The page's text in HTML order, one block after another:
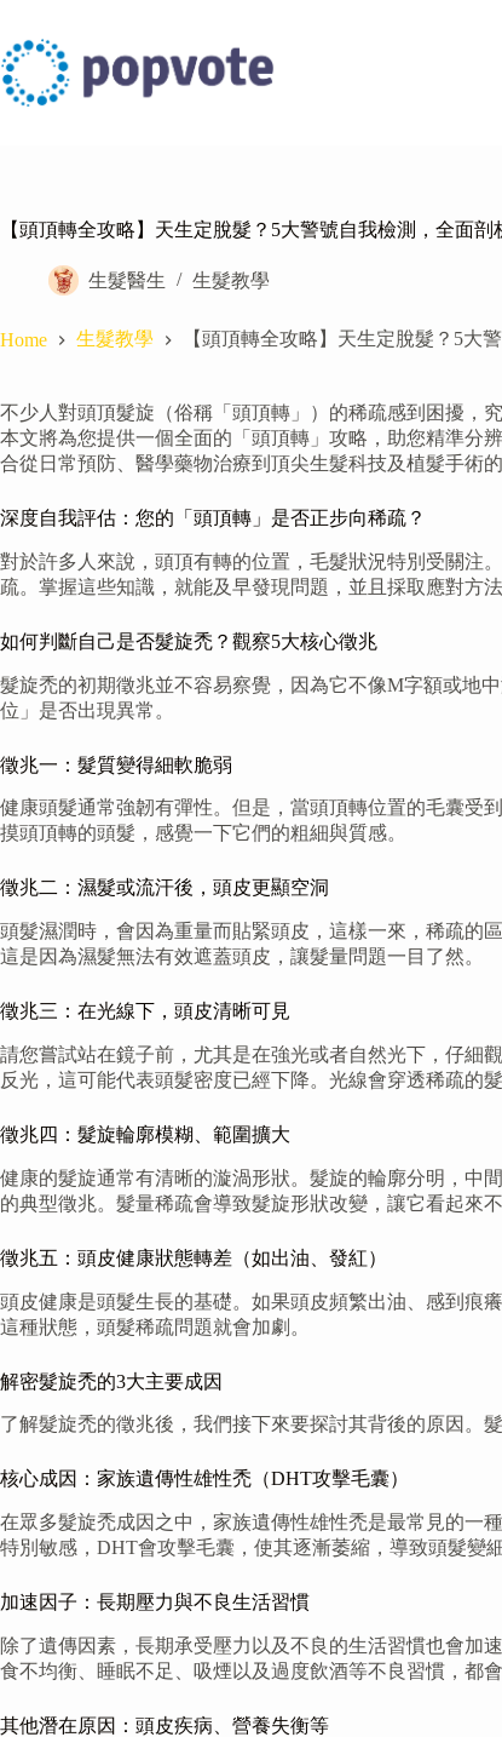
content
【頭頂轉全攻略】天生定脫髮？5大警號自我檢測，全面
生髮醫生 生髮教學
Home 生髮教學 【頭頂轉全攻略】天生定脫髮？5大
不少人對頭頂髮旋（俗稱「頭頂轉」）的稀疏感到困擾，
本文將為您提供一個全面的「頭頂轉」攻略，助您精準分
合從日常預防、醫學藥物治療到頂尖生髮科技及植髮手術
深度自我評估：您的「頭頂轉」是否正步向稀疏？
對於許多人來說，頭頂有轉的位置，毛髮狀況特別受關注
疏。掌握這些知識，就能及早發現問題，並且採取應對方法
如何判斷自己是否髮旋禿？觀察5大核心徵兆
髮旋禿的初期徵兆並不容易察覺，因為它不像M字額或地
位」是否出現異常。
徵兆一：髮質變得細軟脆弱
健康頭髮通常強韌有彈性。但是，當頭頂轉位置的毛囊受
摸頭頂轉的頭髮，感覺一下它們的粗細與質感。
徵兆二：濕髮或流汗後，頭皮更顯空洞
頭髮濕潤時，會因為重量而貼緊頭皮，這樣一來，稀疏的
這是因為濕髮無法有效遮蓋頭皮，讓髮量問題一目了然。
徵兆三：在光線下，頭皮清晰可見
請您嘗試站在鏡子前，尤其是在強光或者自然光下，仔細
反光，這可能代表頭髮密度已經下降。光線會穿透稀疏的
徵兆四：髮旋輪廓模糊、範圍擴大
健康的髮旋通常有清晰的漩渦形狀。髮旋的輪廓分明，中
的典型徵兆。髮量稀疏會導致髮旋形狀改變，讓它看起來不
徵兆五：頭皮健康狀態轉差（如出油、發紅）
頭皮健康是頭髮生長的基礎。如果頭皮頻繁出油、感到痕
這種狀態，頭髮稀疏問題就會加劇。
解密髮旋禿的3大主要成因
了解髮旋禿的徵兆後，我們接下來要探討其背後的原因。
核心成因：家族遺傳性雄性禿（DHT攻擊毛囊）
在眾多髮旋禿成因之中，家族遺傳性雄性禿是最常見的一
特別敏感，DHT會攻擊毛囊，使其逐漸萎縮，導致頭髮變
加速因子：長期壓力與不良生活習慣
除了遺傳因素，長期承受壓力以及不良的生活習慣也會加
食不均衡、睡眠不足、吸煙以及過度飲酒等不良習慣，都
其他潛在原因：頭皮疾病、營養失衡等